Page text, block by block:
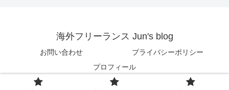
海外フリーランス Jun's blog
お問い合わせ
プライバシーポリシー
プロフィール
© 2018 海外フリーランス Jun's blog.